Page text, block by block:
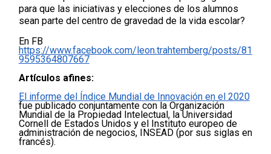
para que las iniciativas y elecciones de los alumnos
sean parte del centro de gravedad de la vida escolar?
En FB
https://www.facebook.com/leon.trahtemberg/posts/81
9595364807667
Artículos afines:
El informe del Índice Mundial de Innovación en el 2020
fue publicado conjuntamente con la Organización
Mundial de la Propiedad Intelectual, la Universidad
Cornell de Estados Unidos y el Instituto europeo de
administración de negocios, INSEAD (por sus siglas en
francés).